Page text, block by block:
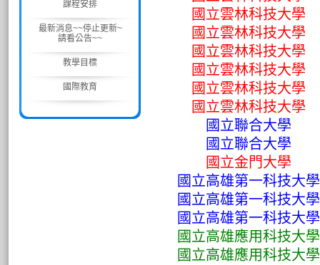
課程安排
最新消息~~停止更新~
請看公告~~
教學目標
國際教育
國立雲林科技大學
國立雲林科技大學
國立雲林科技大學
國立雲林科技大學
國立雲林科技大學
國立雲林科技大學
國立聯合大學
國立聯合大學
國立金門大學
國立高雄第一科技大學
國立高雄第一科技大學
國立高雄第一科技大學
國立高雄應用科技大學
國立高雄應用科技大學